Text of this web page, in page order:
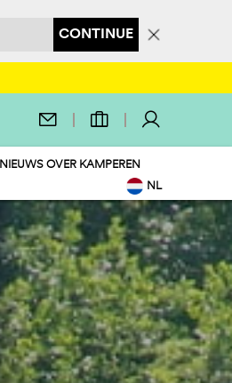
CONTINUE
NIEUWS OVER KAMPEREN
NL
IT
DE
FR
PL